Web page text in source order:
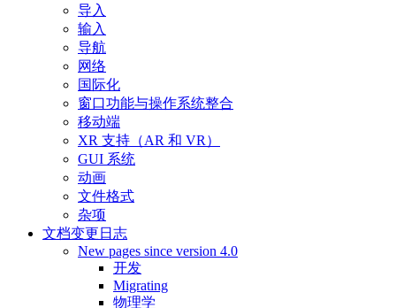
导入
输入
导航
网络
国际化
窗口功能与操作系统整合
移动端
XR 支持（AR 和 VR）
GUI 系统
动画
文件格式
杂项
文档变更日志
New pages since version 4.0
开发
Migrating
物理学